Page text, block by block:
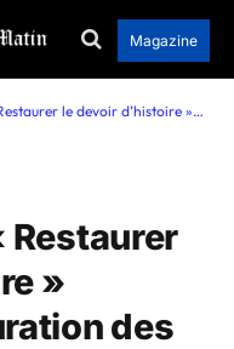
Magazine
» concernant l’épuration des femmes collaboratrices
Restaurer
»
des